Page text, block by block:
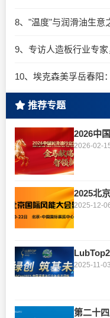
8、"温度"与润滑油生意
9、专访人造板行业专
推荐专题
2026中
2026-02-
2025北
2025-12-
2025-11-03
第二十